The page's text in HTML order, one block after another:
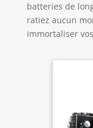
batteries de
ratiez aucun
immortaliser